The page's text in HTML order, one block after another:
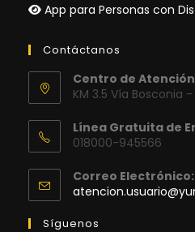
App para Personas con
Contáctanos
Centro de
KM 3.5 Vía Bosconia
Línea Gratuita de
018000-945566
Correo Electrónico:
Síguenos